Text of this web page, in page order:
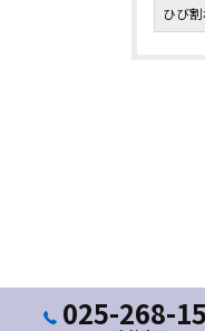
ひび
025-268-